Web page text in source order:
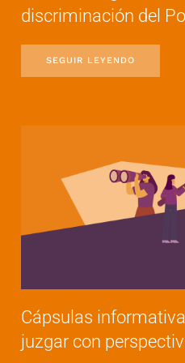
discriminación del
SEGUIR LEYENDO
Cápsulas
juzgar con